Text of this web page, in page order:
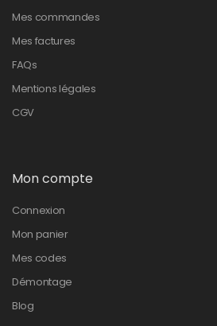
Mes commandes
Mes factures
FAQs
Mentions légales
CGV
Mon compte
Connexion
Mon panier
Mes codes
Démontage
Blog